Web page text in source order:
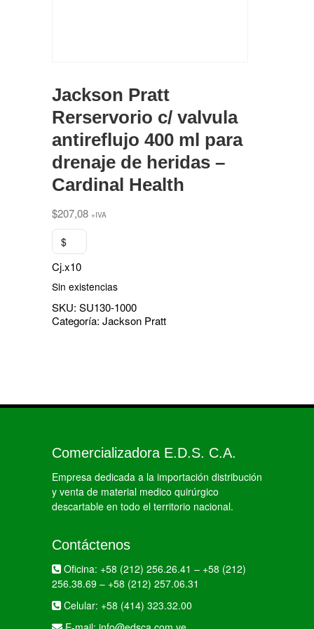
Jackson Pratt
Rerservorio c/ valvula
antireflujo 400 ml para
drenaje de heridas –
Cardinal Health
$207,08 +IVA
$
Cj.x10
Sin existencias
SKU: SU130-1000
Categoría: Jackson Pratt
Comercializadora E.D.S. C.A.
Empresa dedicada a la importación distribución
y venta de material medico quirúrgico
descartable en todo el territorio nacional.
Contáctenos
Oficina: +58 (212) 256.26.41 – +58 (212)
256.38.69 – +58 (212) 257.06.31
Celular: +58 (414) 323.32.00